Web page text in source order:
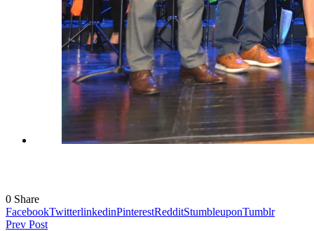
0 Share
FacebookTwitterlinkedinPinterestRedditStumbleuponTumblr
Prev Post